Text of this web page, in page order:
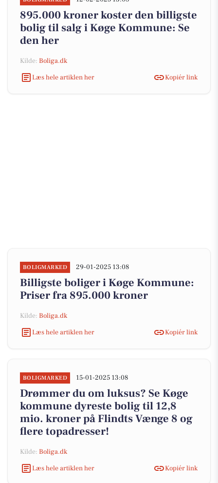
895.000 kroner koster den billigste
bolig til salg i Køge Kommune: Se
den her
Kilde: Boliga.dk
Læs hele artiklen her
Kopiér link
BOLIGMARKED 29-01-2025 13:08
Billigste boliger i Køge Kommune:
Priser fra 895.000 kroner
Kilde: Boliga.dk
Læs hele artiklen her
Kopiér link
BOLIGMARKED 15-01-2025 13:08
Drømmer du om luksus? Se Køge
kommune dyreste bolig til 12,8
mio. kroner på Flindts Vænge 8 og
flere topadresser!
Kilde: Boliga.dk
Læs hele artiklen her
Kopiér link